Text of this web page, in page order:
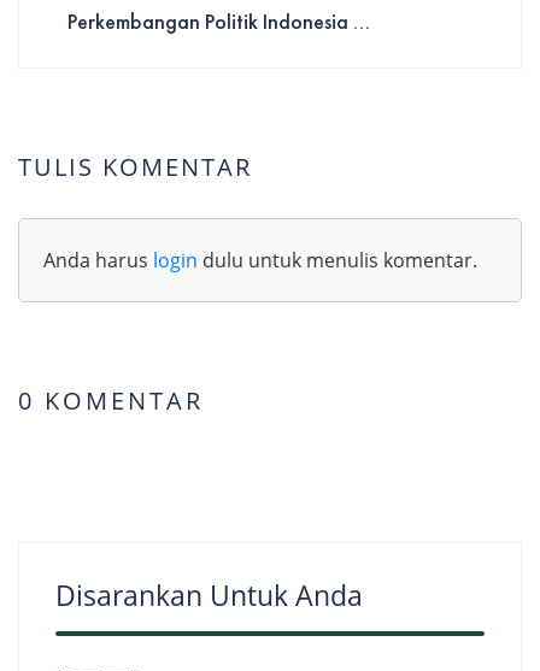
Perkembangan Politik Indonesia ...
TULIS KOMENTAR
Anda harus login dulu untuk menulis komentar.
0 KOMENTAR
Disarankan Untuk Anda